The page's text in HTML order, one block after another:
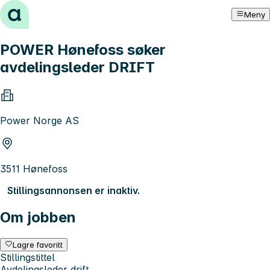
Hopp til innhold Meny
POWER Hønefoss søker
avdelingsleder DRIFT
Power Norge AS
3511 Hønefoss
Stillingsannonsen er inaktiv.
Om jobben
Lagre favoritt
Stillingstittel